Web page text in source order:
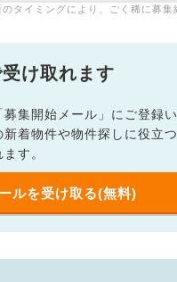
タイミングにより、ごく稀に募集
け取れます
集開始メール」にご登録い
着物件や物件探しに役立
す。
ルを受け取る(無料)